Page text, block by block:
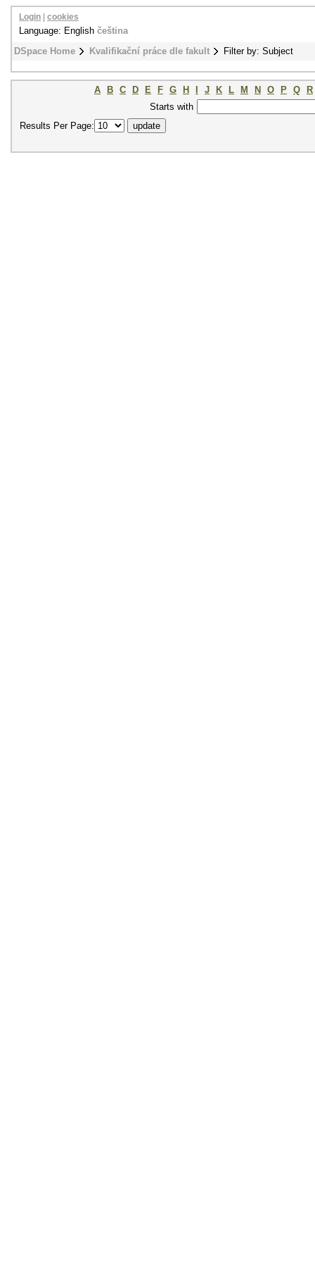
DSpace Home Kvalifikační práce dle fakult Filter by: Subject
Login cookies
Language: English čeština
A B C D E F G H J K L M N O P Q
R
Starts with
Results Per Page: